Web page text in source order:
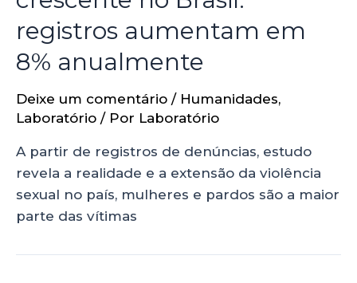
registros aumentam em
8% anualmente
Deixe um comentário / Humanidades,
Laboratório / Por Laboratório
A partir de registros de denúncias, estudo
revela a realidade e a extensão da violência
sexual no país, mulheres e pardos são a maior
parte das vítimas